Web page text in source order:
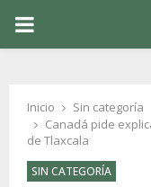
PRIMARY
Inicio
Sin categoría
Canadá pide
de Tlaxcala
SIN CATEGORÍA